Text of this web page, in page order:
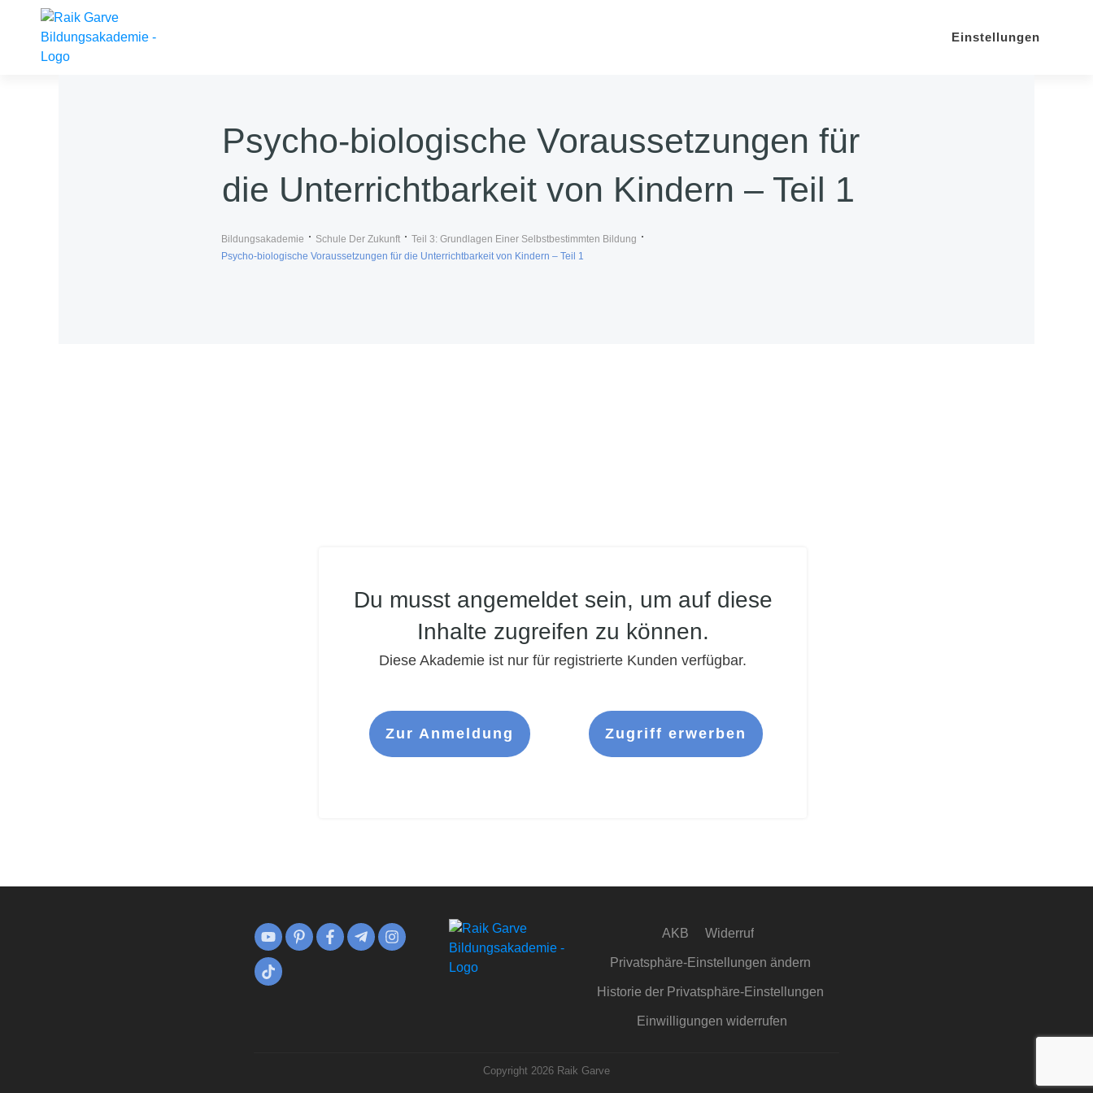
Einstellungen
Psycho-biologische Voraussetzungen für
die Unterrichtbarkeit von Kindern – Teil 1
Bildungsakademie Schule Der Zukunft
Teil 3: Grundlagen Einer Selbstbestimmten Bildung
Psycho-biologische Voraussetzungen für die Unterrichtbarkeit von Kindern – Teil 1
Du musst angemeldet sein, um auf diese
Inhalte zugreifen zu können.
Diese Akademie ist nur für registrierte Kunden verfügbar.
Zur Anmeldung Zugriff erwerben
AKB Widerruf
Privatsphäre-Einstellungen ändern
Historie der Privatsphäre-Einstellungen
Einwilligungen widerrufen
Copyright 2026 Raik Garve